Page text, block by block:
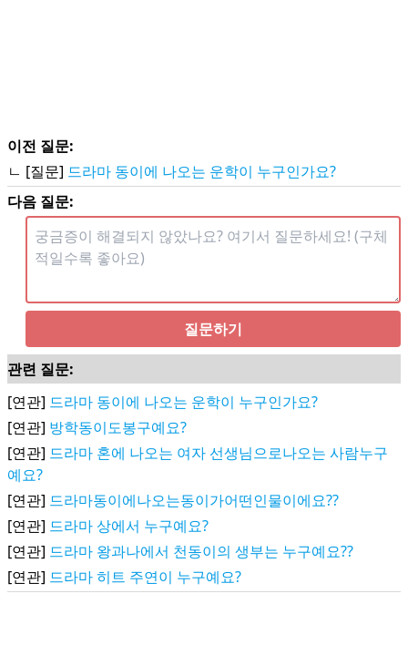
이전 질문:
ㄴ [질문] 드라마 동이에 나오는 운학이 누구인가요?
다음 질문:
질문하기
관련 질문:
[연관] 드라마 동이에 나오는 운학이 누구인가요?
[연관] 방학동이도봉구예요?
[연관] 드라마 혼에 나오는 여자 선생님으로나오는 사람누구
예요?
[연관] 드라마동이에나오는동이가어떤인물이에요??
[연관] 드라마 상에서 누구예요?
[연관] 드라마 왕과나에서 천동이의 생부는 누구예요??
[연관] 드라마 히트 주연이 누구예요?